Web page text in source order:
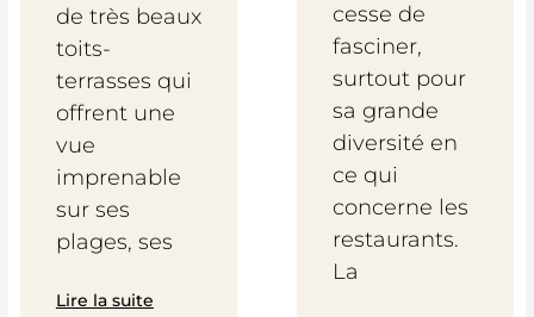
de très beaux
toits-
terrasses qui
offrent une
vue
imprenable
sur ses
plages, ses
Lire la suite
cesse de
fasciner,
surtout pour
sa grande
diversité en
ce qui
concerne les
restaurants.
La